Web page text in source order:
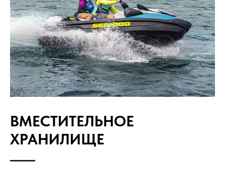
ВМЕСТИТЕЛЬНОЕ
ХРАНИЛИЩЕ